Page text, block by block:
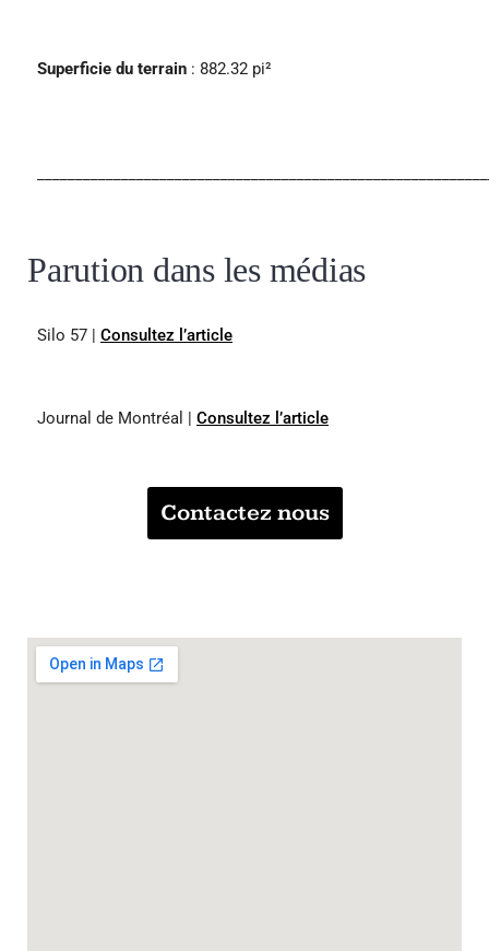
Superficie du terrain : 882.32 pi²
Parution dans les médias
Silo 57 | Consultez l’article
Journal de Montréal | Consultez l’article
Contactez nous